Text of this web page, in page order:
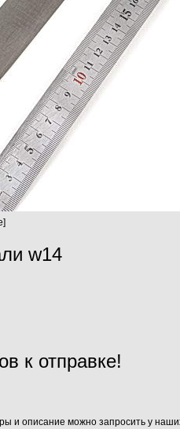
w14
к отправке!
и описание можно запросить у